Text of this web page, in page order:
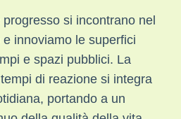
si incontrano nel
innoviamo le superfici
e spazi pubblici. La
di reazione si integra
portando a un